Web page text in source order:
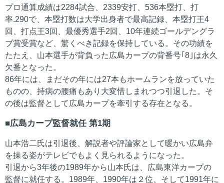
プロ通算成績は2284試合、2339安打、536本塁打、打
率.290で、本塁打数は大学出身者で最高記録、本塁打王4
回、打点王3回、最優秀選手2回、10年連続ゴールデングラ
ブ賞受賞など、驚くべき記録を保持している。その功績を
たたえ、山本選手が背負った広島カープの背番号｢8｣は永久
欠番となった。
86年には、まだその年には27本もホームランを放っていた
ものの、持病の腰痛もあり大変惜しまれつつ引退した。そ
の後は監督として広島カープを牽引する存在となる。
広島カープ監督就任 第1期
山本浩二氏は引退後、解説者や評論家として暖かい広島弁
を操る姿がテレビでもよく見られるようになった。
引退から3年後の1989年から山本氏は、広島東洋カープの
監督に就任する。1989年、1990年は２位、そして1991年に